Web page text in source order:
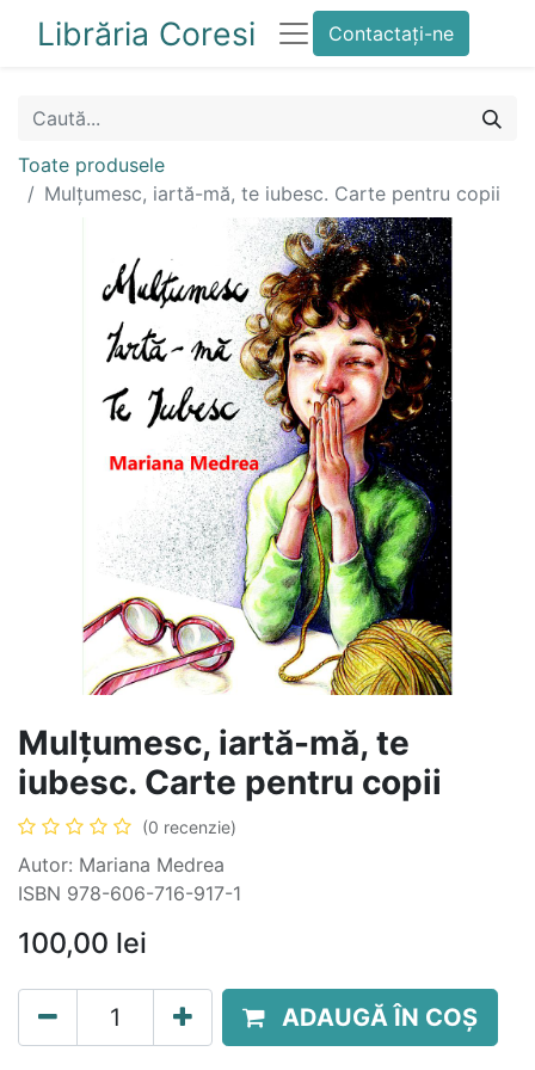
Librăria Coresi Contactați-ne
Toate produsele
Mulțumesc, iartă-mă, te iubesc. Carte pentru copii
Mulțumesc, iartă-mă, te
iubesc. Carte pentru copii
(0 recenzie)
Autor: Mariana Medrea
ISBN 978-606-716-917-1
100,00 lei
ADAUGĂ ÎN COȘ